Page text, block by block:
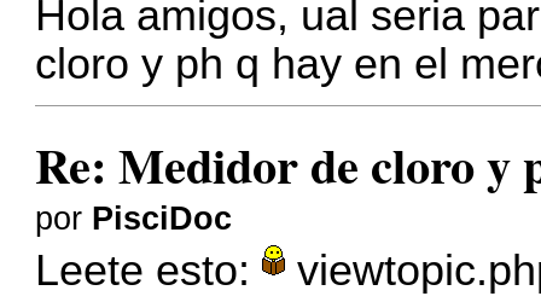
Hola amigos, ual seria
cloro y ph q hay en el
Re: Medidor de cloro y
por PisciDoc
Leete esto: